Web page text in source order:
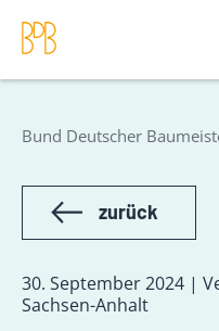
Bund Deutscher
zurück
30. September 2024 |
Sachsen-Anhalt